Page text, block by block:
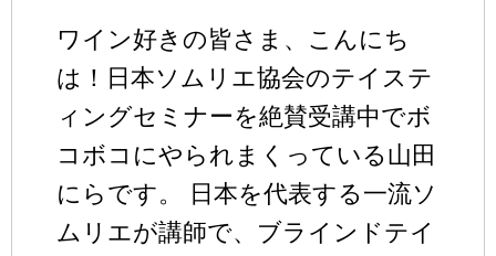
ワイン好きの皆さま、こんにち
は！日本ソムリエ協会のテイステ
ィングセミナーを絶賛受講中でボ
コボコにやられまくっている山田
にらです。 日本を代表する一流ソ
ムリエが講師で、ブラインドテイ